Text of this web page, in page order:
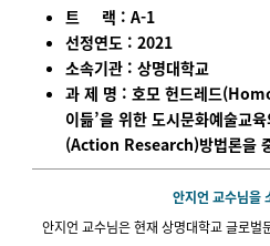
트 랙 : A-1
선정연도 : 2021
소속기관 : 상명대학교
과 제 명 : 호모 헌드레드
이듦’을 위한 도시문화예술교
(Action Research)방법론을
안지언 교수님을
안지언 교수님은 현재 상명대학교 글로벌